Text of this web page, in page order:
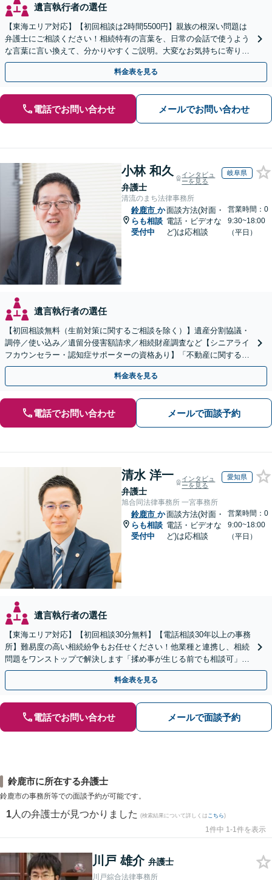
遺言執行者の選任
【東海エリア対応】【初回相談は2時間5500円】親族の根深い問題は
弁護士にご相談ください！相続特有の言葉を、日常の会話で使うよう
な言葉に言い換えて、分かりやすくご説明。大変なお気持ちに寄り添
い、納得できる解決を目指します
料金表を見る
電話でお問い合わせ メールでお問い合わせ
小林 和久
弁護士
インタビュ
ーを見る
岐阜県
清流のまち法律事務所
鈴鹿市 か
らも相談
受付中
面談方法(対面・
電話・ビデオな
ど)は応相談
営業時間：0
9:30~18:00
（平日）
遺言執行者の選任
【初回相談無料（生前対策に関するご相談を除く）】遺産分割協議・
調停／使い込み／遺留分侵害額請求／相続財産調査など【シニアライ
フカウンセラー・認知症サポーターの資格あり】「不動産に関する相
続もお任せください」【当日・夜間相談可（要相談）】
料金表を見る
電話でお問い合わせ メールで面談予約
清水 洋一
弁護士
インタビュ
ーを見る
愛知県
旭合同法律事務所 一宮事務所
鈴鹿市 か
らも相談
受付中
面談方法(対面・
電話・ビデオな
ど)は応相談
営業時間：0
9:00~18:00
（平日）
遺言執行者の選任
【東海エリア対応】【初回相談30分無料】【電話相談30年以上の事務
所】難易度の高い相続紛争もお任せください！他業種と連携し、相続
問題をワンストップで解決します「揉め事が生じる前でも相談可」
【分割払い対応】【完全個室制】【休日夜間相談可】
料金表を見る
電話でお問い合わせ メールで面談予約
鈴鹿市に所在する弁護士
鈴鹿市の事務所等での面談予約が可能です。
1 人の弁護士が見つかりました (検索結果について詳しくは こちら)
1件中 1-1件を表示
川戸 雄介 弁護士
川戸綜合法律事務所